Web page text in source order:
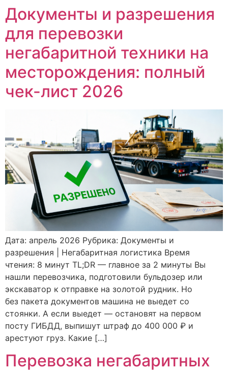
Документы и разрешения
для перевозки
негабаритной техники на
месторождения: полный
чек-лист 2026
Дата: апрель 2026 Рубрика: Документы и
разрешения | Негабаритная логистика Время
чтения: 8 минут TL;DR — главное за 2 минуты Вы
нашли перевозчика, подготовили бульдозер или
экскаватор к отправке на золотой рудник. Но
без пакета документов машина не выедет со
стоянки. А если выедет — остановят на первом
посту ГИБДД, выпишут штраф до 400 000 ₽ и
арестуют груз. Какие […]
Перевозка негабаритных